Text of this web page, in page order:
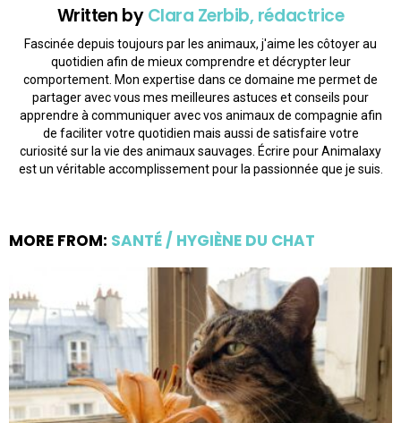
Written byClara Zerbib, rédactrice
Fascinée depuis toujours par les animaux, j'aime les côtoyer au
quotidien afin de mieux comprendre et décrypter leur
comportement. Mon expertise dans ce domaine me permet de
partager avec vous mes meilleures astuces et conseils pour
apprendre à communiquer avec vos animaux de compagnie afin
de faciliter votre quotidien mais aussi de satisfaire votre
curiosité sur la vie des animaux sauvages. Écrire pour Animalaxy
est un véritable accomplissement pour la passionnée que je suis.
MORE FROM: SANTÉ / HYGIÈNE DU CHAT